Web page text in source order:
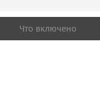
Что включено